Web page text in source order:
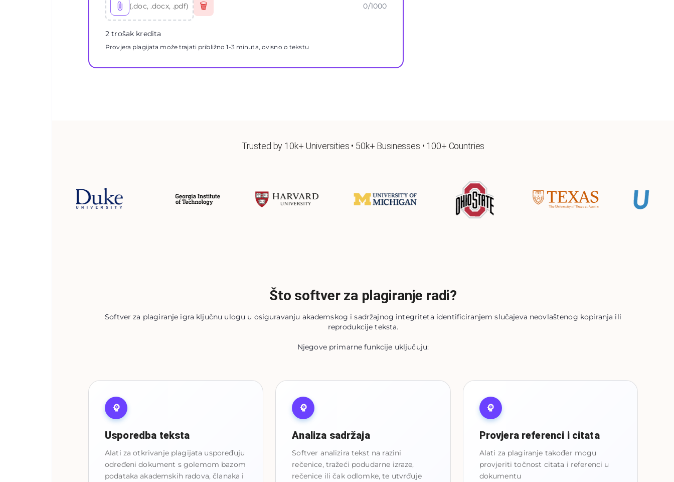
(.doc, .docx, .pdf) 🗑 0/1000
2 trošak kredita
Provjera plagijata može trajati približno 1-3 minuta, ovisno o tekstu
Trusted by 10k+ Universities • 50k+ Businesses • 100+ Countries
Što softver za plagiranje radi?
Softver za plagiranje igra ključnu ulogu u osiguravanju akademskog i sadržajnog integriteta identificiranjem slučajeva neovlaštenog kopiranja ili
reprodukcije teksta.
Njegove primarne funkcije uključuju:
Usporedba teksta
Alati za otkrivanje plagijata uspoređuju
određeni dokument s golemom bazom
podataka akademskih radova, članaka i
Analiza sadržaja
Softver analizira tekst na razini
rečenice, tražeći podudarne izraze,
rečenice ili čak odlomke, te utvrđuje
Provjera referenci i citata
Alati za plagiranje također mogu
provjeriti točnost citata i referenci u
dokumentu